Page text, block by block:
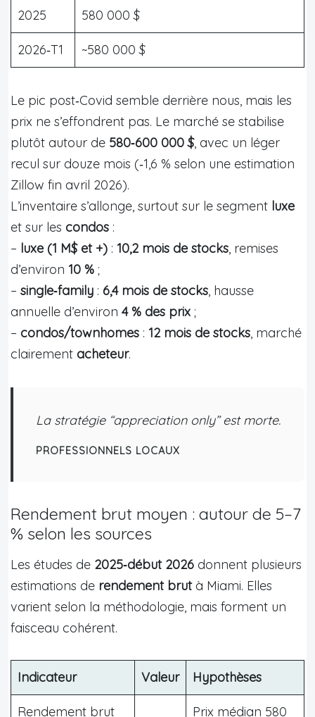
2025 580 000 $
2026‑T1 ~580 000 $
Le pic post‑Covid semble derrière nous, mais les
prix ne s’effondrent pas. Le marché se stabilise
plutôt autour de 580‑600 000 $, avec un léger
recul sur douze mois (‑1,6 % selon une estimation
Zillow fin avril 2026).
L’inventaire s’allonge, surtout sur le segment luxe
et sur les condos :
– luxe (1 M$ et +) : 10,2 mois de stocks, remises
d’environ 10 % ;
– single‑family : 6,4 mois de stocks, hausse
annuelle d’environ 4 % des prix ;
– condos/townhomes : 12 mois de stocks, marché
clairement acheteur.
La stratégie “appreciation only” est morte.
PROFESSIONNELS LOCAUX
Rendement brut moyen : autour de 5–7
% selon les sources
Les études de 2025‑début 2026 donnent plusieurs
estimations de rendement brutà Miami. Elles
varient selon la méthodologie, mais forment un
faisceau cohérent.
Indicateur Valeur Hypothèses
Rendement brut Prix médian 580